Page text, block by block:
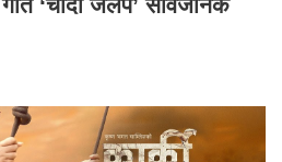
‘चाँदी जलप’ सार्वजनिक